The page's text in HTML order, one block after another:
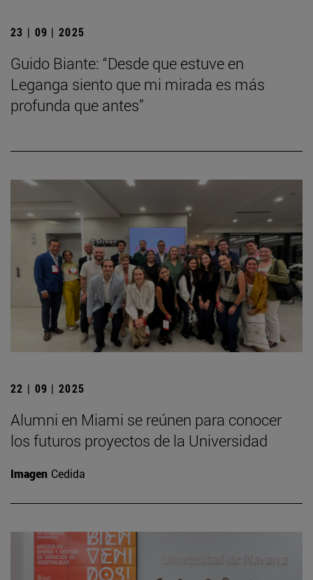
23 | 09 | 2025
Guido Biante: “Desde que estuve en
Leganga siento que mi mirada es más
profunda que antes”
22 | 09 | 2025
Alumni en Miami se reúnen para conocer
los futuros proyectos de la Universidad
Imagen Cedida